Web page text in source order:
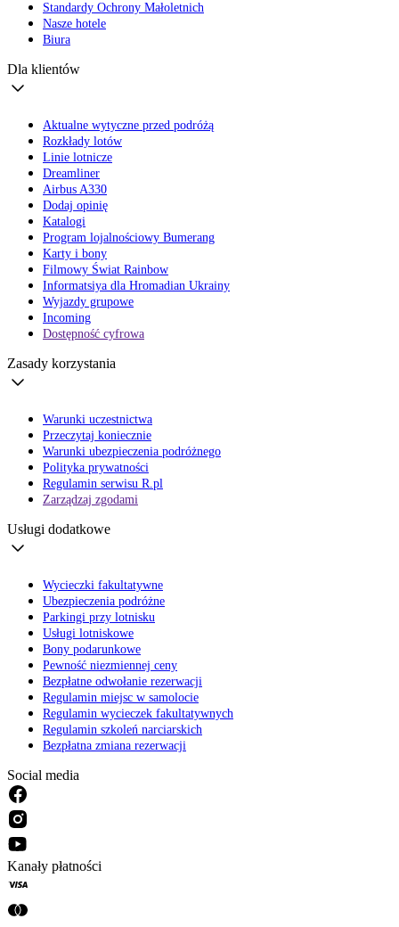
Standardy Ochrony Małoletnich
Nasze hotele
Biura
Dla klientów
Aktualne wytyczne przed podróżą
Rozkłady lotów
Linie lotnicze
Dreamliner
Airbus A330
Dodaj opinię
Katalogi
Program lojalnościowy Bumerang
Karty i bony
Filmowy Świat Rainbow
Informatsiya dla Hromadian Ukrainy
Wyjazdy grupowe
Incoming
Dostępność cyfrowa
Zasady korzystania
Warunki uczestnictwa
Przeczytaj koniecznie
Warunki ubezpieczenia podróżnego
Polityka prywatności
Regulamin serwisu R.pl
Zarządzaj zgodami
Usługi dodatkowe
Wycieczki fakultatywne
Ubezpieczenia podróżne
Parkingi przy lotnisku
Usługi lotniskowe
Bony podarunkowe
Pewność niezmiennej ceny
Bezpłatne odwołanie rezerwacji
Regulamin miejsc w samolocie
Regulamin wycieczek fakultatywnych
Regulamin szkoleń narciarskich
Bezpłatna zmiana rezerwacji
Social media
Kanały płatności